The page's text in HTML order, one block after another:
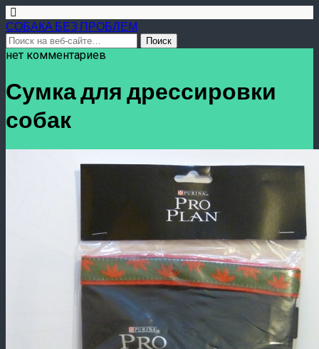
СОБАКА БЕЗ ПРОБЛЕМ
нет комментариев
Сумка для дрессировки
собак